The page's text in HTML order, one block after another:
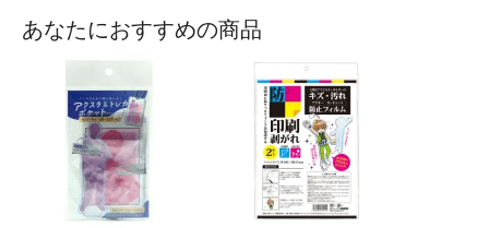
あなたにおすすめの商品